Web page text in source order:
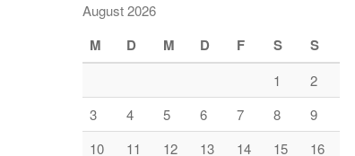
August 2026
M D M D F S S
1
2
3
4 5 6 7 8
9
10
11 12 13 14 15 16